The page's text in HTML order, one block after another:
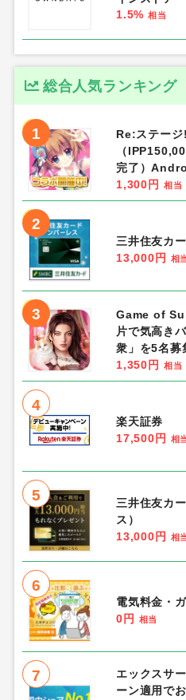
1.5% 相当
総合人気ランキング
1
Re:ステー
（
完了）
1,300円
相当
2
三井住友カ
13,000円
相
3
Game of
片で気高き
衆」を5名
1,350円
相当
4
楽天証券
17,500円
相
5
三井住友カ
ス）
13,000円
相
6
電気料金・
0円
相当
7
エックスサ
ーン適用で